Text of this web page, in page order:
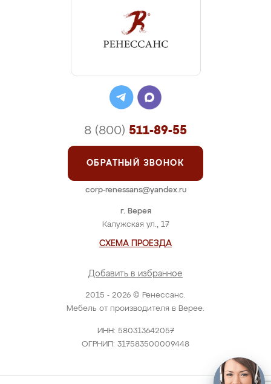
2015 - 2026 © Ренессанс.
Мебель от производителя в Верее.
ИНН: 580313642057
ОГРНИП: 317583500009448
г. Верея
Калужская ул., 17
СХЕМА ПРОЕЗДА
Добавить в избранное
8 (800) 511-89-55
ОБРАТНЫЙ ЗВОНОК
corp-renessans@yandex.ru